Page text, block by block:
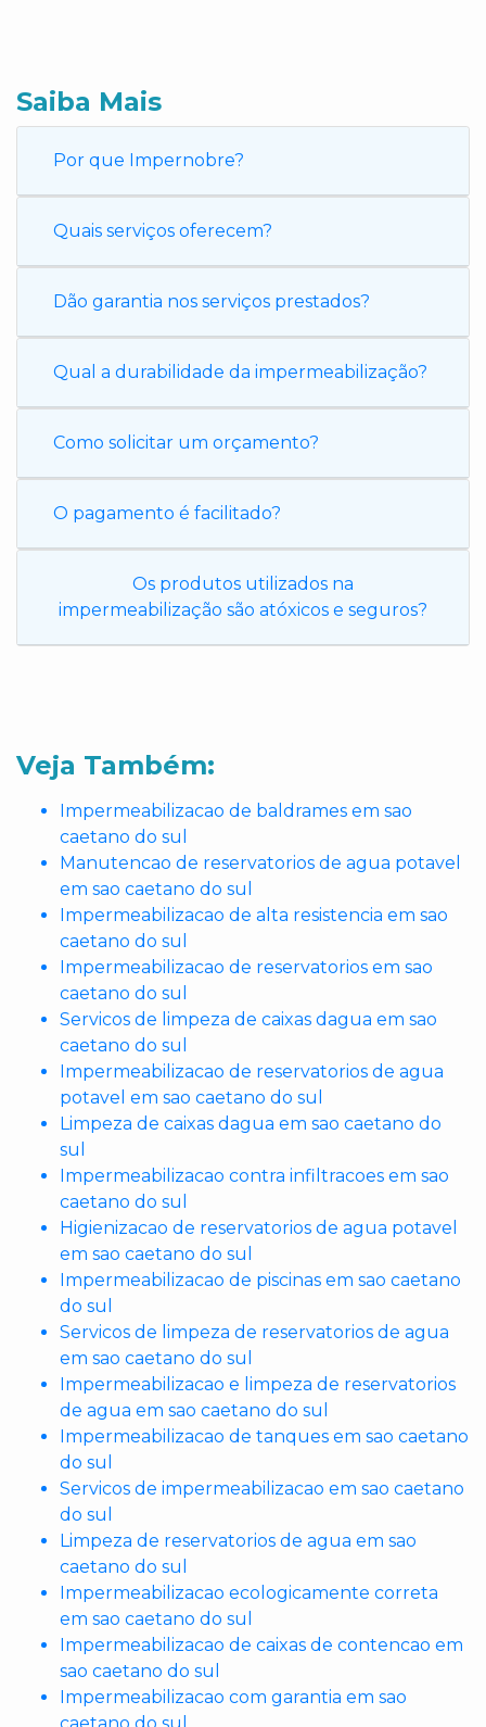
Saiba Mais
Por que Impernobre?
Quais serviços oferecem?
Dão garantia nos serviços prestados?
Qual a durabilidade da impermeabilização?
Como solicitar um orçamento?
O pagamento é facilitado?
Os produtos utilizados na
impermeabilização são atóxicos e seguros?
Veja Também:
Impermeabilizacao de baldrames em sao
caetano do sul
Manutencao de reservatorios de agua potavel
em sao caetano do sul
Impermeabilizacao de alta resistencia em sao
caetano do sul
Impermeabilizacao de reservatorios em sao
caetano do sul
Servicos de limpeza de caixas dagua em sao
caetano do sul
Impermeabilizacao de reservatorios de agua
potavel em sao caetano do sul
Limpeza de caixas dagua em sao caetano do
sul
Impermeabilizacao contra infiltracoes em sao
caetano do sul
Higienizacao de reservatorios de agua potavel
em sao caetano do sul
Impermeabilizacao de piscinas em sao caetano
do sul
Servicos de limpeza de reservatorios de agua
em sao caetano do sul
Impermeabilizacao e limpeza de reservatorios
de agua em sao caetano do sul
Impermeabilizacao de tanques em sao caetano
do sul
Servicos de impermeabilizacao em sao caetano
do sul
Limpeza de reservatorios de agua em sao
caetano do sul
Impermeabilizacao ecologicamente correta
em sao caetano do sul
Impermeabilizacao de caixas de contencao em
sao caetano do sul
Impermeabilizacao com garantia em sao